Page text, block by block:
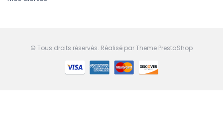
© Tous droits réservés. Réalisé parTheme PrestaShop